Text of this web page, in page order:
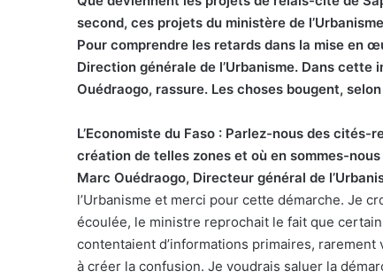
second, ces projets du ministère de
Pour comprendre les retards dans la mise en
Direction générale de l’Urbanisme. Dans
Ouédraogo, rassure. Les choses bougent,
L’Economiste du Faso : Parlez-nous des cités-
création de telles zones et où en sommes-
Marc Ouédraogo, Directeur général de
l’Urbanisme et merci pour cette démarche. Je
écoulée, le ministre reprochait le fait que
contentaient d’informations primaires,
à créer la confusion. Je voudrais saluer la